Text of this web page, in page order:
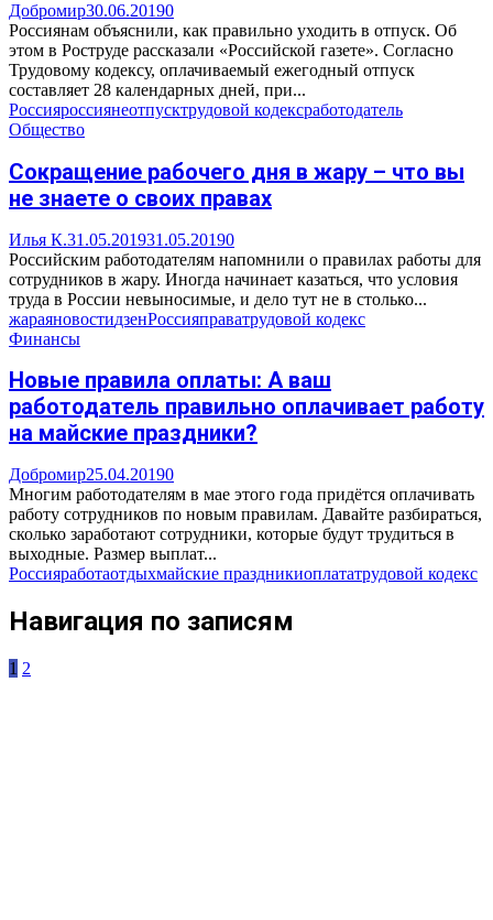
Добромир30.06.20190
Россиянам объяснили, как правильно уходить в отпуск. Об
этом в Роструде рассказали «Российской газете». Согласно
Трудовому кодексу, оплачиваемый ежегодный отпуск
составляет 28 календарных дней, при...
Россияроссиянеотпусктрудовой кодексработодатель
Общество
Сокращение рабочего дня в жару – что вы
не знаете о своих правах
Илья К.31.05.201931.05.20190
Российским работодателям напомнили о правилах работы для
сотрудников в жару. Иногда начинает казаться, что условия
труда в России невыносимые, и дело тут не в столько...
жараяновостидзенРоссияправатрудовой кодекс
Финансы
Новые правила оплаты: А ваш
работодатель правильно оплачивает работу
на майские праздники?
Добромир25.04.20190
Многим работодателям в мае этого года придётся оплачивать
работу сотрудников по новым правилам. Давайте разбираться,
сколько заработают сотрудники, которые будут трудиться в
выходные. Размер выплат...
Россияработаотдыхмайские праздникиоплататрудовой кодекс
Навигация по записям
1 2